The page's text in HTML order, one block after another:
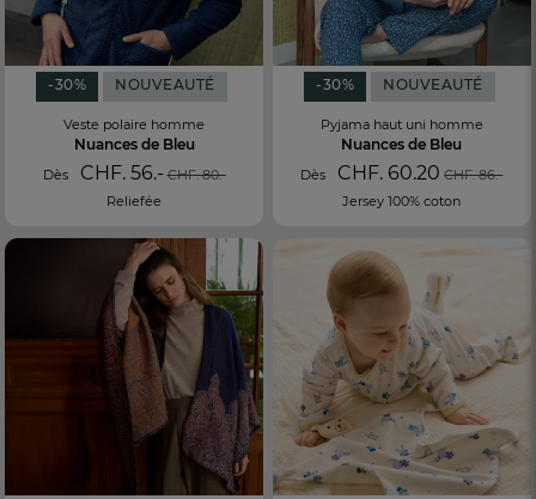
-30% NOUVEAUTÉ
Veste polaire homme
Nuances de Bleu
Dès CHF. 56.- CHF. 80.-
Reliefée
-30% NOUVEAUTÉ
Pyjama haut uni homme
Nuances de Bleu
Dès CHF. 60.20 CHF. 86.-
Jersey 100% coton